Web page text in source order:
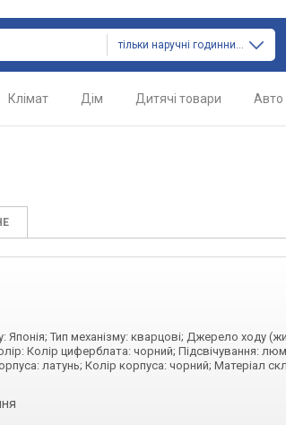
тільки наручні годинники
Клімат Дім Дитячі товари Авто
Японія; Тип механізму: кварцові; Джерело ходу
Колір циферблата: чорний; Підсвічування:
латунь; Колір корпуса: чорний; Матеріал